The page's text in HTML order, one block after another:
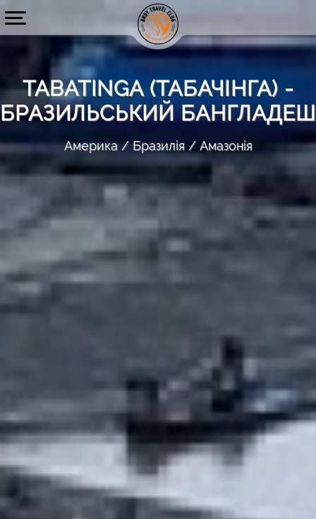
TABATINGA (ТАБАЧІНГА) -
БРАЗИЛЬСЬКИЙ БАНГЛАДЕШ
Америка Бразилія Амазонія